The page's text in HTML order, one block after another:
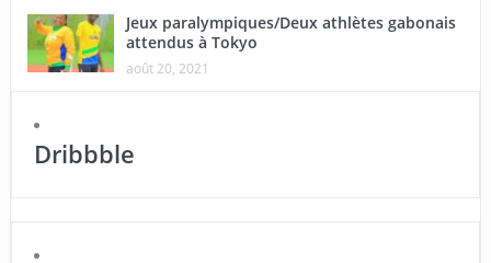
Jeux paralympiques/Deux athlètes gabonais
attendus à Tokyo
août 20, 2021
Dribbble